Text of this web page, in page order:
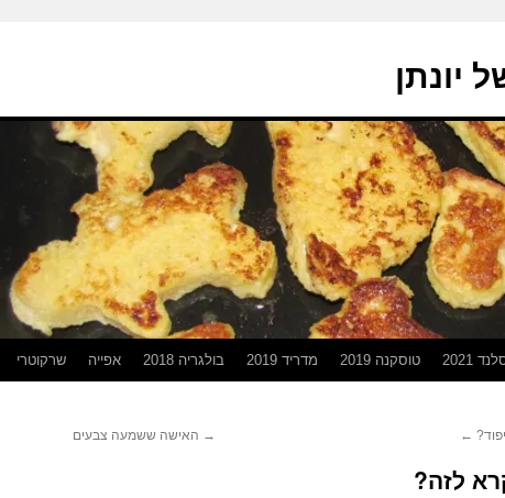
יונתן
שרקוטרי אפייה בולגריה 2018 מדריד 2019 טוסקנה 2019 2021
→ האישה ששמעה צבעים ←
לזה?